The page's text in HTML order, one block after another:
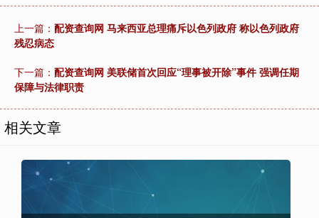
上一篇： 配资查询网 马来西亚总理痛斥以色列政府 称以色列政府
残忍病态
下一篇： 配资查询网 美联储首次回应“理事被开除”事件 强调任期
保障与法律职责
相关文章